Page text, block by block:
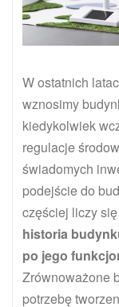
W ostatnich
wznosimy
kiedykolwiek
regulacje
świadomych
podejście do
częściej liczy
historia
po jego
Zrównoważone
potrzebę